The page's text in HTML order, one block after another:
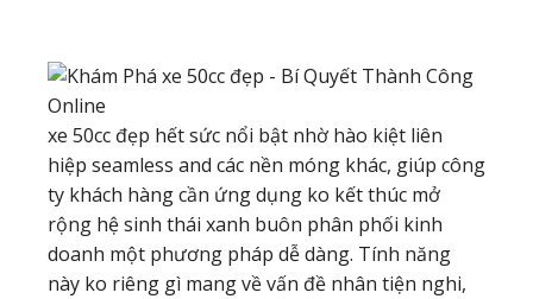
xe 50cc đẹp hết sức nổi bật nhờ hào kiệt liên
hiệp seamless and các nền móng khác, giúp công
ty khách hàng cần ứng dụng ko kết thúc mở
rộng hệ sinh thái xanh buôn phân phối kinh
doanh một phương pháp dễ dàng. Tính năng
này ko riêng gì mang về vấn đề nhân tiện nghi,